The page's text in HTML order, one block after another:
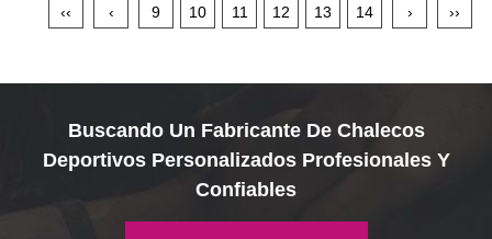
‹‹ ‹ 9 10 11 12 13 14 › ››
Buscando Un Fabricante De Chalecos
Deportivos Personalizados Profesionales Y
Confiables